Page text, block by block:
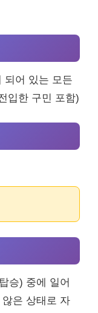
되어 있는 모든
입한 구민 포함)
승) 중에 일어
은 상태로 자